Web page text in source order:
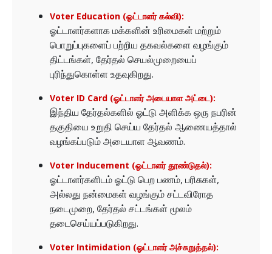
Voter Education (ஓட்டாளர் கல்வி):
ஓட்டாளர்களாக மக்களின் உரிமைகள் மற்றும்
பொறுப்புகளைப் பற்றிய தகவல்களை வழங்கும்
திட்டங்கள், தேர்தல் செயல்முறையைப்
புரிந்துகொள்ள உதவுகிறது.
Voter ID Card (ஓட்டாளர் அடையாள அட்டை):
இந்திய தேர்தல்களில் ஓட்டு அளிக்க ஒரு நபரின்
தகுதியை உறுதி செய்ய தேர்தல் ஆணையத்தால்
வழங்கப்படும் அடையாள ஆவணம்.
Voter Inducement (ஓட்டாளர் தூண்டுதல்):
ஓட்டாளர்களிடம் ஓட்டு பெற பணம், பரிசுகள்,
அல்லது நன்மைகள் வழங்கும் சட்டவிரோத
நடைமுறை, தேர்தல் சட்டங்கள் மூலம்
தடைசெய்யப்படுகிறது.
Voter Intimidation (ஓட்டாளர் அச்சுறுத்தல்):